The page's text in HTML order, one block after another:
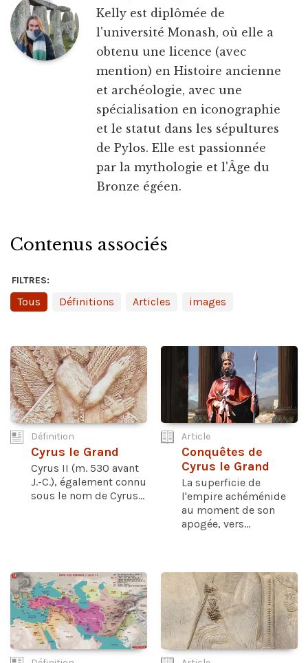
Kelly est diplômée de
l'université Monash, où elle a
obtenu une licence (avec
mention) en Histoire ancienne
et archéologie, avec une
spécialisation en iconographie
et le statut dans les sépultures
de Pylos. Elle est passionnée
par la mythologie et l'Âge du
Bronze égéen.
Contenus associés
FILTRES:
Tous Définitions Articles images
Définition
Cyrus le Grand
Cyrus II (m. 530 avant
J.-C.), également connu
sous le nom de Cyrus...
Article
Conquêtes de
Cyrus le Grand
La superficie de
l'empire achéménide
au moment de son
apogée, vers...